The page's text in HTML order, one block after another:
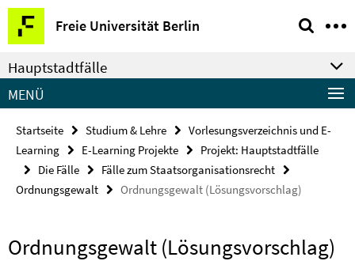
Springe
direkt
zu
Inhalt
Freie Universität Berlin
Service-
Navigation
Hauptstadtfälle
MENÜ
Startseite Studium & Lehre
Vorlesungsverzeichnis und E-
Learning
E-Learning Projekte
Projekt: Hauptstadtfälle
Die Fälle
Fälle zum Staatsorganisationsrecht
Ordnungsgewalt
Ordnungsgewalt (Lösungsvorschlag)
Ordnungsgewalt (Lösungsvorschlag)